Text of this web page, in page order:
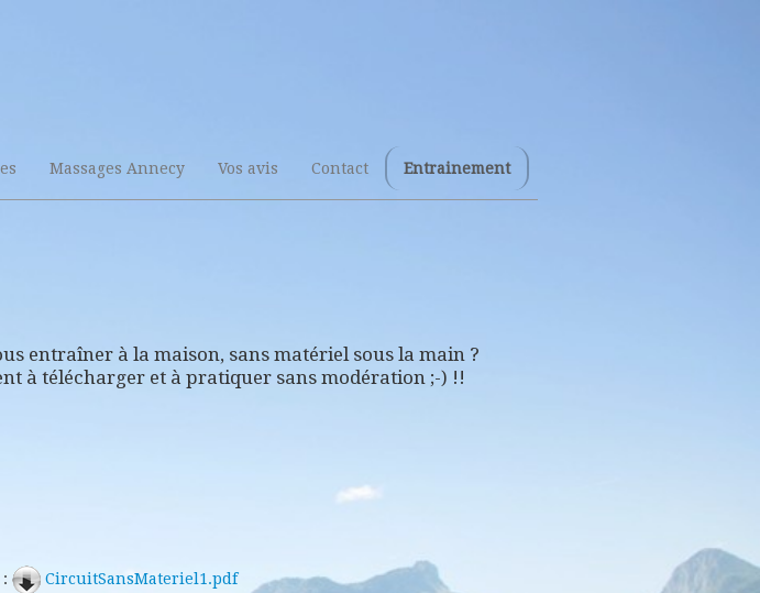
Massages Annecy Vos avis Contact Entrainement
entraîner à la maison, sans matériel sous la main ?
à télécharger et à pratiquer sans modération ;-) !!
CircuitSansMateriel1.pdf